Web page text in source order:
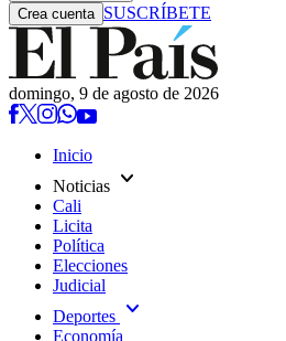
Crea cuenta SUSCRÍBETE
domingo, 9 de agosto de 2026
Inicio
Noticias expand_more
Cali
Licita
Política
Elecciones
Judicial
Deportes expand_more
Economía